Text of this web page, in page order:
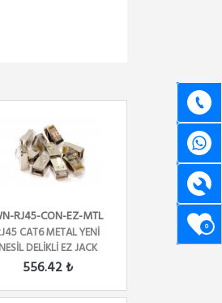
0
RJ45-CON-EZ-MTL
CAT6 METAL YENİ
NESİL DELİKLİ EZ JACK
100LÜ PAKET ...
556.42 ₺